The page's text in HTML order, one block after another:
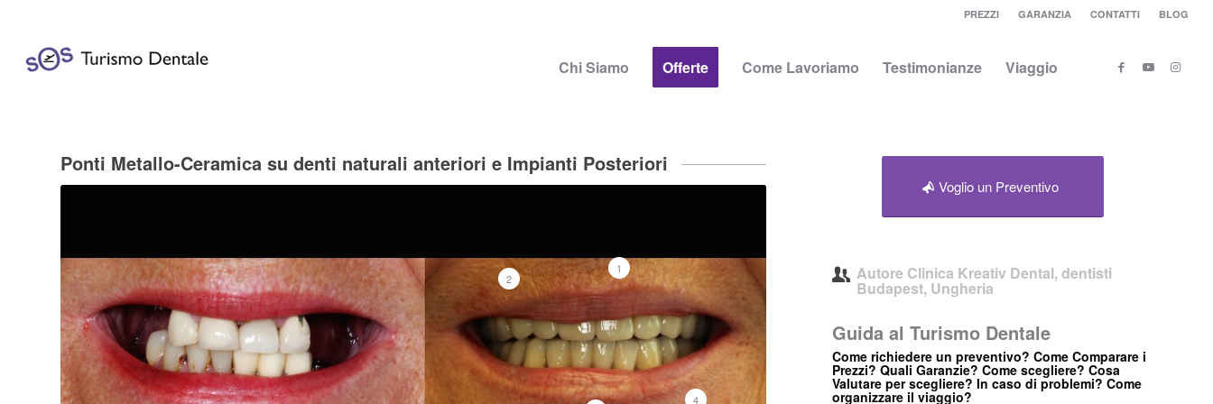
PREZZI GARANZIA CONTATTI BLOG
Chi Siamo Offerte Come Lavoriamo Testimonianze Viaggio
Ponti Metallo-Ceramica su denti naturali anteriori e Impianti Posteriori
1
2
4
Voglio un Preventivo
Autore Clinica Kreativ Dental, dentisti
Budapest, Ungheria
Guida al Turismo Dentale
Come richiedere un preventivo? Come Comparare i
Prezzi? Quali Garanzie? Come scegliere? Cosa
Valutare per scegliere? In caso di problemi? Come
organizzare il viaggio?